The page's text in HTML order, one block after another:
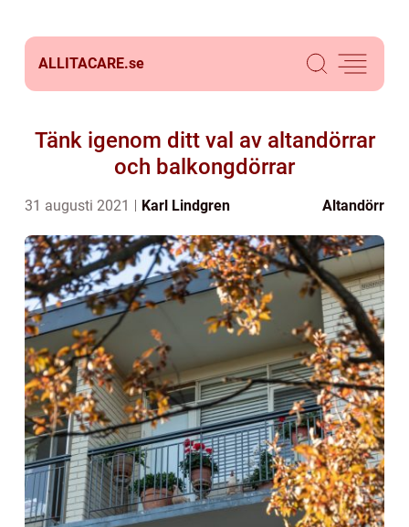
ALLITACARE.se
Tänk igenom ditt val av altandörrar
och balkongdörrar
31 augusti 2021 Karl Lindgren Altandörr